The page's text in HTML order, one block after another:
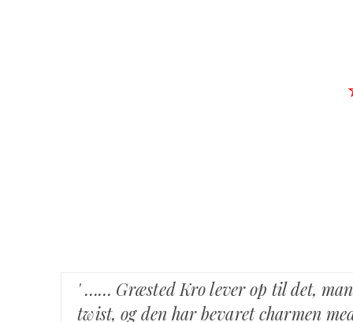
' …… Græsted Kro lever op til det,
twist, og den har bevaret charmen